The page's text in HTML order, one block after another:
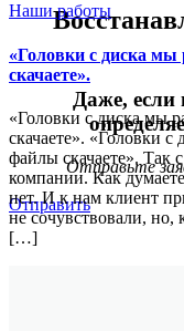
Даже, если
Отправьте
Отправить
Наши работы
«Головки с диска
скачаете».
«Головки с диска мы
скачаете». «Головки
файлы скачаете». Так
компании. Как
нет. И к нам клиент
не сочувствовали, но,
[…]